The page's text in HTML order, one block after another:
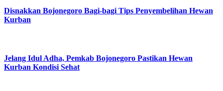
Disnakkan Bojonegoro Bagi-bagi Tips Penyembelihan Hewan
Kurban
Jelang Idul Adha, Pemkab Bojonegoro Pastikan Hewan
Kurban Kondisi Sehat